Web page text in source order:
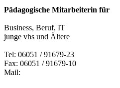
Pädagogische Mitarbeiterin für
Business, Beruf, IT
junge vhs und Ältere
Tel: 06051 / 91679-23
Fax: 06051 / 91679-10
Mail: